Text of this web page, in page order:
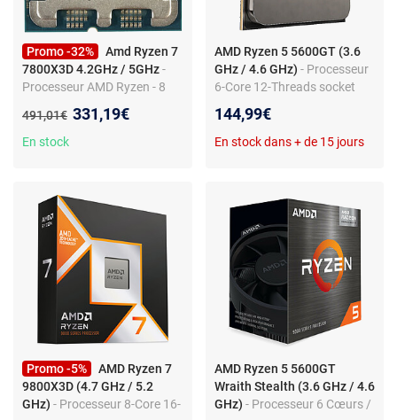
Promo -32%
Amd Ryzen 7
7800X3D 4.2GHz / 5GHz-
Processeur AMD Ryzen - 8
AM5 - Zen 4 - DDR5
Ancien prix :
491,01€ Nouveau prix :
331,19€
En stock
AMD Ryzen 5 5600GT (3.6
GHz / 4.6 GHz) - Processeur
6-Core 12-Threads socket
Radeon Vega Graphics 7 7
nm TDP 65W sans système
144,99€
En stock dans + de 15 jours
Promo -5%
AMD Ryzen 7
9800X3D (4.7 GHz / 5.2
GHz) - Processeur 8-Core 16-
AMD Ryzen 5 5600GT
Wraith Stealth (3.6 GHz / 4.6
GHz) - Processeur 6 Cœurs /